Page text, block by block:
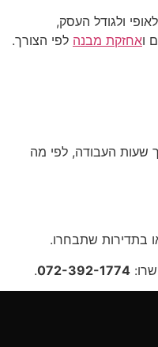
ולגודל העסק,
ואחזקת מבנה לפי הצורך.
שעות העבודה, לפי מה
בתדירות שתבחרו.
072-392-1774
.